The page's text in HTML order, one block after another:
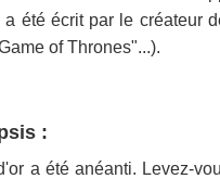
a été écrit par le créateur
of Thrones"...).
:
a été anéanti. Levez-